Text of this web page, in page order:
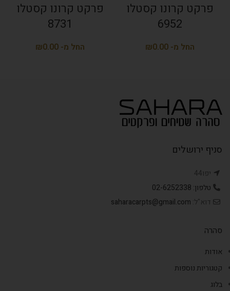
פרקט קרונו קסטלו
6952
₪
פרקט קרונו קסטלו
8731
₪
סניף ירושלים
יפו44
טלפון: 02-6252338
דוא"ל: saharacarpts@gmail.com
סהרה
אודות
קטגוריות נוספות
בלוג